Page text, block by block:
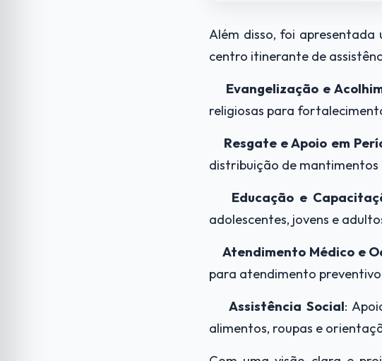
Além disso, foi
centro itinerante de
Evangelização e
religiosas para
Resgate e Apoio em
distribuição de mantimentos
Educação e
adolescentes, jovens e
Atendimento Médico e
para atendimento
Assistência Social:
alimentos, roupas e